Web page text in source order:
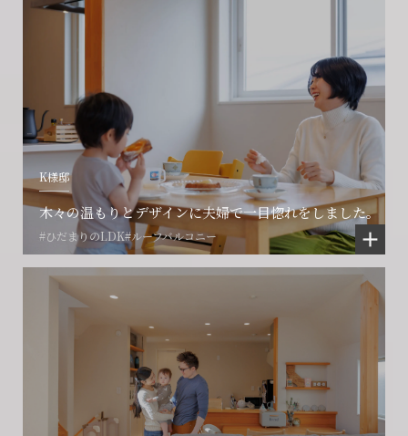
K様邸
木々の温もりとデザインに夫婦で一目惚れをしました。
#ひだまりのLDK#ルーフバルコニー